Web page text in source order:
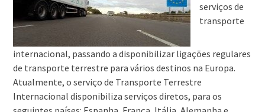
serviços de
transporte
internacional, passando a disponibilizar ligações regulares
de transporte terrestre para vários destinos na Europa.
Atualmente, o serviço de Transporte Terrestre
Internacional disponibiliza serviços diretos, para os